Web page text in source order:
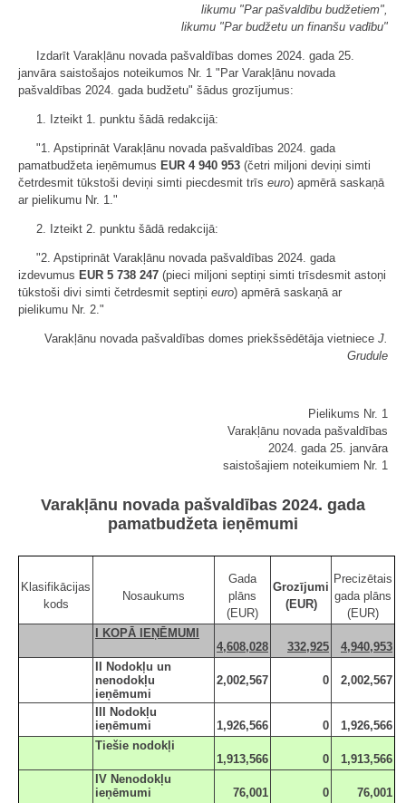
likumu "Par pašvaldību budžetiem",
likumu "Par budžetu un finanšu vadību"
Izdarīt Varakļānu novada pašvaldības domes 2024. gada 25.
janvāra saistošajos noteikumos Nr. 1 "Par Varakļānu novada
pašvaldības 2024. gada budžetu" šādus grozījumus:
1. Izteikt 1. punktu šādā redakcijā:
"1. Apstiprināt Varakļānu novada pašvaldības 2024. gada
pamatbudžeta ieņēmumus EUR 4 940 953 (četri miljoni deviņi simti
četrdesmit tūkstoši deviņi simti piecdesmit trīs euro) apmērā saskaņā
ar pielikumu Nr. 1."
2. Izteikt 2. punktu šādā redakcijā:
"2. Apstiprināt Varakļānu novada pašvaldības 2024. gada
izdevumus EUR 5 738 247 (pieci miljoni septiņi simti trīsdesmit astoņi
tūkstoši divi simti četrdesmit septiņi euro) apmērā saskaņā ar
pielikumu Nr. 2."
Varakļānu novada pašvaldības domes priekšsēdētāja vietniece J.
Grudule
Pielikums Nr. 1
Varakļānu novada pašvaldības
2024. gada 25. janvāra
saistošajiem noteikumiem Nr. 1
Varakļānu novada pašvaldības 2024. gada
pamatbudžeta ieņēmumi
Klasifikācijas
kods
Nosaukums
Gada
plāns
(EUR)
Grozījumi
(EUR)
Precizētais
gada plāns
(EUR)
I KOPĀ IEŅĒMUMI
4,608,028
332,925
4,940,953
II Nodokļu un
nenodokļu
ieņēmumi
2,002,567 0 2,002,567
III Nodokļu
ieņēmumi
1,926,566 0
1,926,566
Tiešie nodokļi
1,913,566
0
1,913,566
IV Nenodokļu
ieņēmumi
76,001 0
76,001